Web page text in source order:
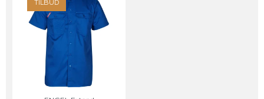
TILBUD